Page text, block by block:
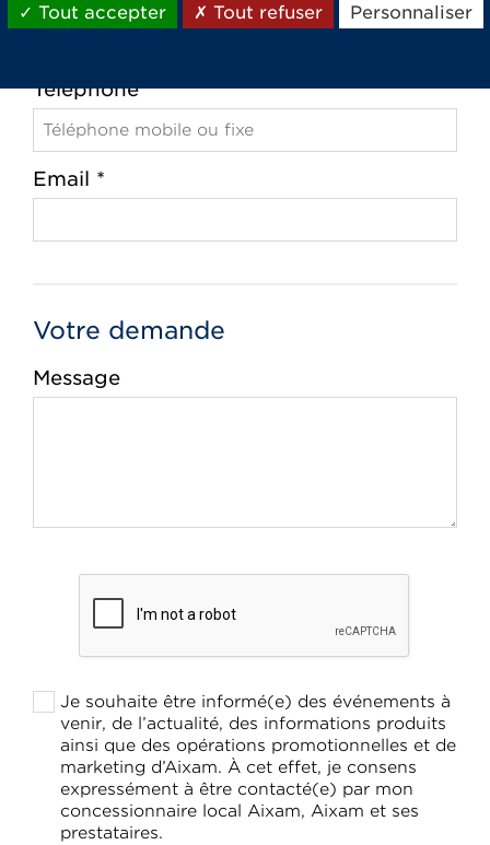
Téléphone *
Email *
Votre demande
Message
Je souhaite être informé(e) des événements à
venir, de l’actualité, des informations produits
ainsi que des opérations promotionnelles et de
marketing d’Aixam. À cet effet, je consens
expressément à être contacté(e) par mon
concessionnaire local Aixam, Aixam et ses
prestataires.
Tout accepter Tout refuser Personnaliser